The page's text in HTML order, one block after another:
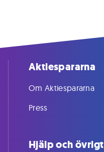
Aktiespararna
Om Aktiespararna
Press
Hjälp och övrigt